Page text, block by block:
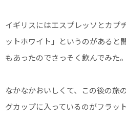
イギリスにはエスプレッソとカプ
ットホワイト」というのがあると
もあったのでさっそく飲んでみた。
なかなかおいしくて、この後の
グカップに入っているのがフラッ